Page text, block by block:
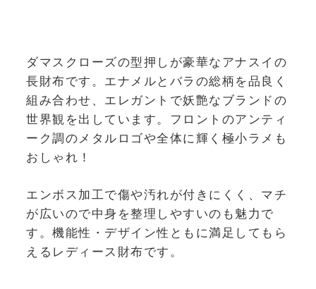
ダマスクローズの型押しが豪華なアナスイの
長財布です。エナメルとバラの総柄を品良く
組み合わせ、エレガントで妖艶なブランドの
世界観を出しています。フロントのアンティ
ーク調のメタルロゴや全体に輝く極小ラメも
おしゃれ！
エンボス加工で傷や汚れが付きにくく、マチ
が広いので中身を整理しやすいのも魅力で
す。機能性・デザイン性ともに満足してもら
えるレディース財布です。